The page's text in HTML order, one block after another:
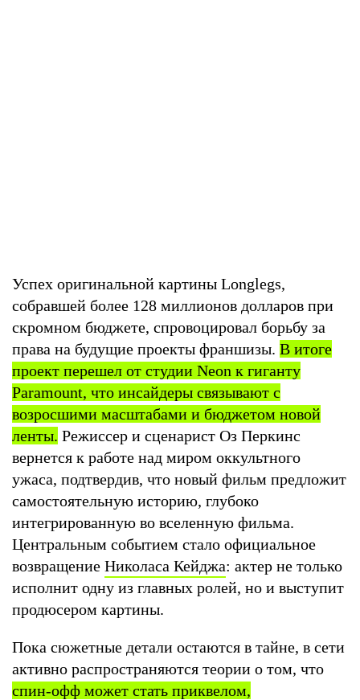
Успех оригинальной картины Longlegs,
собравшей более 128 миллионов долларов при
скромном бюджете, спровоцировал борьбу за
права на будущие проекты франшизы. В итоге
проект перешел от студии Neon к гиганту
Paramount, что инсайдеры связывают с
возросшими масштабами и бюджетом новой
ленты. Режиссер и сценарист Оз Перкинс
вернется к работе над миром оккультного
ужаса, подтвердив, что новый фильм предложит
самостоятельную историю, глубоко
интегрированную во вселенную фильма.
Центральным событием стало официальное
возвращение Николаса Кейджа: актер не только
исполнит одну из главных ролей, но и выступит
продюсером картины.
Пока сюжетные детали остаются в тайне, в сети
активно распространяются теории о том, что
спин-офф может стать приквелом,